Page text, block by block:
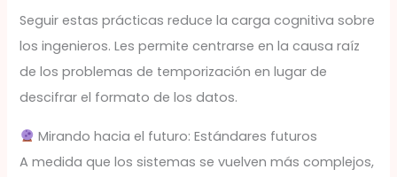
Seguir estas prácticas reduce la carga cognitiva sobre
los ingenieros. Les permite centrarse en la causa raíz
de los problemas de temporización en lugar de
descifrar el formato de los datos.
Mirando hacia el futuro: Estándares futuros
A medida que los sistemas se vuelven más complejos,